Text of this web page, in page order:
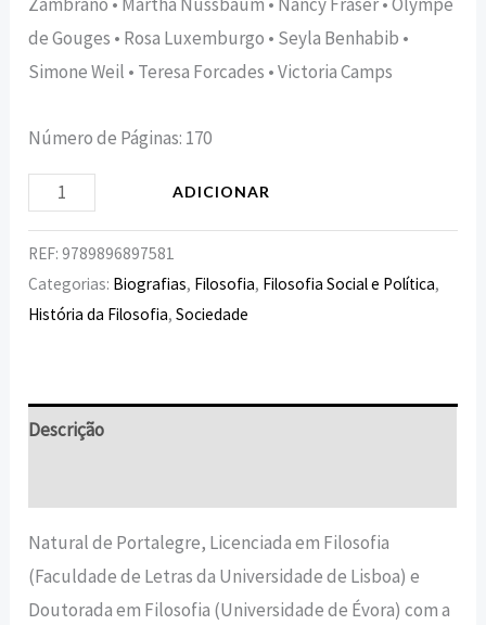
de Gouges • Rosa Luxemburgo • Seyla Benhabib •
Simone Weil • Teresa Forcades • Victoria Camps
Número de Páginas: 170
ADICIONAR
REF:9789896897581
Categorias: Biografias, Filosofia, Filosofia Social e Política,
História da Filosofia,Sociedade
Descrição
Natural de Portalegre, Licenciada em Filosofia
(Faculdade de Letras da Universidade de Lisboa) e
Doutorada em Filosofia (Universidade de Évora) com a